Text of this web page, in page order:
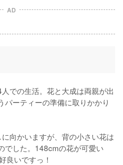
AD
での生活。花と大成は両親が出
パーティーの準備に取りかかり
向かいますが、背の小さい花は
でした。148cmの花が可愛い
良いですっ！